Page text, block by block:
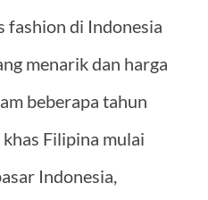
fashion di Indonesia
menarik dan harga
beberapa tahun
Filipina mulai
Indonesia,